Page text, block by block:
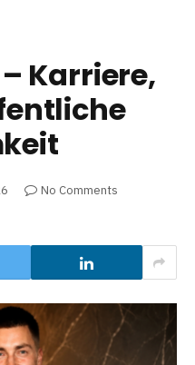
Karriere,
No Comments